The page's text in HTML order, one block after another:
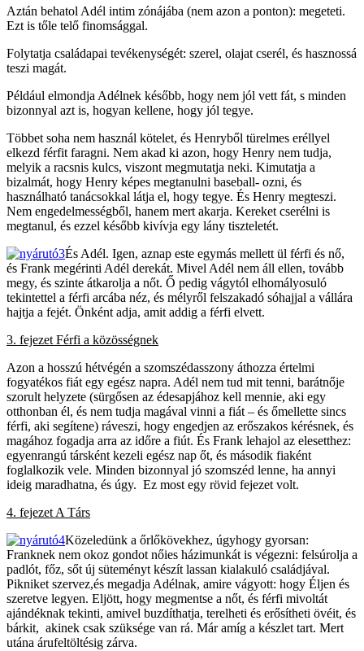
Aztán behatol Adél intim zónájába (nem azon a ponton): megeteti.
Ezt is tőle telő finomsággal.
Folytatja családapai tevékenységét: szerel, olajat cserél, és hasznossá
teszi magát.
Például elmondja Adélnek később, hogy nem jól vett fát, s minden
bizonnyal azt is, hogyan kellene, hogy jól tegye.
Többet soha nem használ kötelet, és Henryből türelmes eréllyel
elkezd férfit faragni. Nem akad ki azon, hogy Henry nem tudja,
melyik a racsnis kulcs, viszont megmutatja neki. Kimutatja a
bizalmát, hogy Henry képes megtanulni baseball- ozni, és
használható tanácsokkal látja el, hogy tegye. És Henry megteszi.
Nem engedelmességből, hanem mert akarja. Kereket cserélni is
megtanul, és ezzel később kivívja egy lány tiszteletét.
És Adél. Igen, aznap este egymás mellett ül férfi és nő,
és Frank megérinti Adél derekát. Mivel Adél nem áll ellen, tovább
megy, és szinte átkarolja a nőt. Ő pedig vágytól elhomályosuló
tekintettel a férfi arcába néz, és mélyről felszakadó sóhajjal a vállára
hajtja a fejét. Önként adja, amit addig a férfi elvett.
3. fejezet Férfi a közösségnek
Azon a hosszú hétvégén a szomszédasszony áthozza értelmi
fogyatékos fiát egy egész napra. Adél nem tud mit tenni, barátnője
szorult helyzete (sürgősen az édesapjához kell mennie, aki egy
otthonban él, és nem tudja magával vinni a fiát – és őmellette sincs
férfi, aki segítene) ráveszi, hogy engedjen az erőszakos kérésnek, és
magához fogadja arra az időre a fiút. És Frank lehajol az elesetthez:
egyenrangú társként kezeli egész nap őt, és második fiaként
foglalkozik vele. Minden bizonnyal jó szomszéd lenne, ha annyi
ideig maradhatna, és úgy. Ez most egy rövid fejezet volt.
4. fejezet A Társ
Közeledünk a őrlőkövekhez, úgyhogy gyorsan:
Franknek nem okoz gondot nőies házimunkát is végezni: felsúrolja a
padlót, főz, sőt új süteményt készít lassan kialakuló családjával.
Pikniket szervez,és megadja Adélnak, amire vágyott: hogy Éljen és
szeretve legyen. Eljött, hogy megmentse a nőt, és férfi mivoltát
ajándéknak tekinti, amivel buzdíthatja, terelheti és erősítheti övéit, és
bárkit, akinek csak szüksége van rá. Már amíg a készlet tart. Mert
utána árufeltöltésig zárva.